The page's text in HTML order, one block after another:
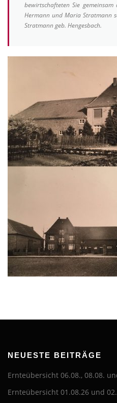
bewirtschafteten Sie
Hermann und Maria Stratmann
Stratmann geb. Hengesbach.
NEUESTE BEITRÄGE
Ernteübersicht 06.08., 08.08.
Ernteübersicht 01.08.26 und